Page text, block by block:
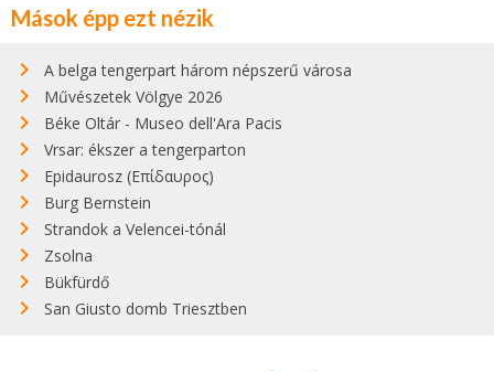
Mások épp ezt nézik
A belga tengerpart három népszerű városa
Művészetek Völgye 2026
Béke Oltár - Museo dell'Ara Pacis
Vrsar: ékszer a tengerparton
Epidaurosz (Επίδαυρος)
Burg Bernstein
Strandok a Velencei-tónál
Zsolna
Bükfürdő
San Giusto domb Triesztben